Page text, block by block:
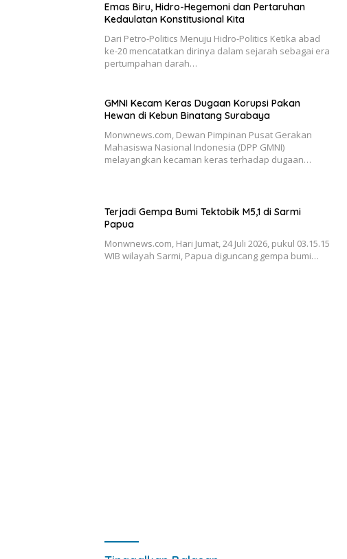
Emas Biru, Hidro-Hegemoni dan Pertaruhan
Kedaulatan Konstitusional Kita
Dari Petro-Politics Menuju Hidro-Politics Ketika abad
ke-20 mencatatkan dirinya dalam sejarah sebagai era
pertumpahan darah…
GMNI Kecam Keras Dugaan Korupsi Pakan
Hewan di Kebun Binatang Surabaya
Monwnews.com, Dewan Pimpinan Pusat Gerakan
Mahasiswa Nasional Indonesia (DPP GMNI)
melayangkan kecaman keras terhadap dugaan…
Terjadi Gempa Bumi Tektobik M5,1 di Sarmi
Papua
Monwnews.com, Hari Jumat, 24 Juli 2026, pukul 03.15.15
WIB wilayah Sarmi, Papua diguncang gempa bumi…